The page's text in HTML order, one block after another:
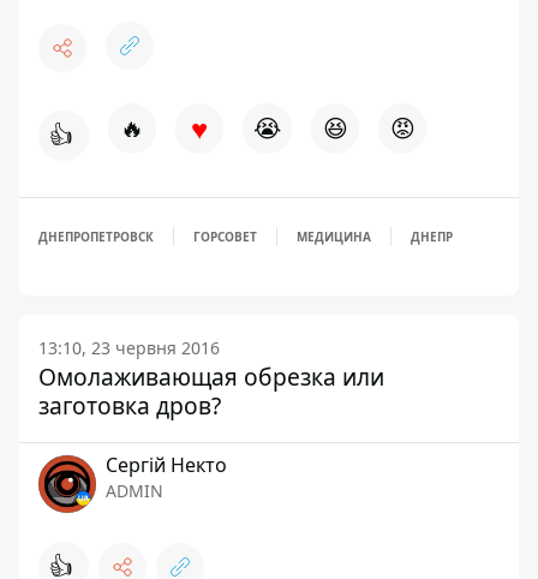
👍 🔥 ♥ 😭 😆 😡
ДНЕПРОПЕТРОВСК ГОРСОВЕТ МЕДИЦИНА ДНЕПР
13:10, 23 червня 2016
Омолаживающая обрезка или
заготовка дров?
Сергій Некто
ADMIN
👍